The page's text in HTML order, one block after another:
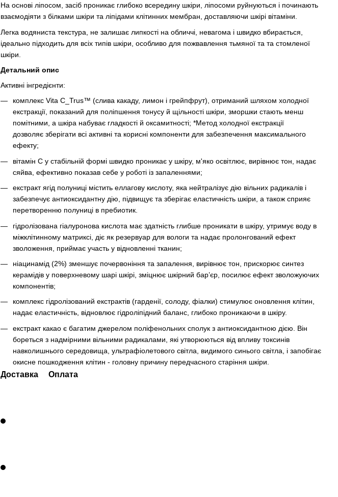
На основі ліпосом, засіб проникає глибоко всередину шкіри, ліпосоми руйнуються і починають
взаємодіяти з білками шкіри та ліпідами клітинних мембран, доставляючи шкірі вітаміни.
Легка водяниста текстура, не залишає липкості на обличчі, невагома і швидко вбирається,
ідеально підходить для всіх типів шкіри, особливо для пожвавлення тьмяної та та стомленої
шкіри.
Детальний опис
Активні інгредієнти:
комплекс Vita C_Trus™ (слива какаду, лимон і грейпфрут), отриманий шляхом холодної
екстракції, показаний для поліпшення тонусу й щільності шкіри, зморшки стають менш
помітними, а шкіра набуває гладкості й оксамитності; *Метод холодної екстракції
дозволяє зберігати всі активні та корисні компоненти для забезпечення максимального
ефекту;
вітамін С у стабільній формі швидко проникає у шкіру, м'яко освітлює, вирівнює тон, надає
сяйва, ефективно показав себе у роботі із запаленнями;
екстракт ягід полуниці містить еллагову кислоту, яка нейтралізує дію вільних радикалів і
забезпечує антиоксидантну дію, підвищує та зберігає еластичність шкіри, а також сприяє
перетворенню полуниці в пребиотик.
гідролізована гіалуронова кислота має здатність глибше проникати в шкіру, утримує воду в
міжклітинному матриксі, діє як резервуар для вологи та надає пролонгований ефект
зволоження, приймає участь у відновленні тканин;
ніацинамід (2%) зменшує почервоніння та запалення, вирівнює тон, прискорює синтез
керамідів у поверхневому шарі шкірі, зміцнює шкірний бар’єр, посилює ефект зволожуючих
компонентів;
комплекс гідролізований екстрактів (гарденії, солоду, фіалки) стимулює оновлення клітин,
надає еластичність, відновлює гідроліпідний баланс, глибоко проникаючи в шкіру.
екстракт какао є багатим джерелом поліфенольних сполук з антиоксидантною дією. Він
бореться з надмірними вільними радикалами, які утворюються від впливу токсинів
навколишнього середовища, ультрафіолетового світла, видимого синього світла, і запобігає
окисне пошкодження клітин - головну причину передчасного старіння шкіри.
Доставка Оплата